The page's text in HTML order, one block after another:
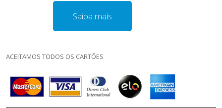
Saiba mais
ACEITAMOS TODOS OS CARTÕES